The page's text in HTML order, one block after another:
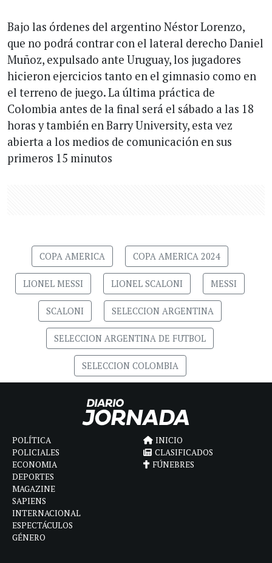
Bajo las órdenes del argentino Néstor Lorenzo,
que no podrá contrar con el lateral derecho Daniel
Muñoz, expulsado ante Uruguay, los jugadores
hicieron ejercicios tanto en el gimnasio como en
el terreno de juego. La última práctica de
Colombia antes de la final será el sábado a las 18
horas y también en Barry University, esta vez
abierta a los medios de comunicación en sus
primeros 15 minutos
COPA AMERICA COPA AMERICA 2024
LIONEL MESSI LIONEL SCALONI MESSI
SCALONI SELECCION ARGENTINA
SELECCION ARGENTINA DE FUTBOL
SELECCION COLOMBIA
POLÍTICA
POLICIALES
ECONOMIA
DEPORTES
MAGAZINE
SAPIENS
INTERNACIONAL
ESPECTÁCULOS
GÉNERO
INICIO
CLASIFICADOS
FÚNEBRES